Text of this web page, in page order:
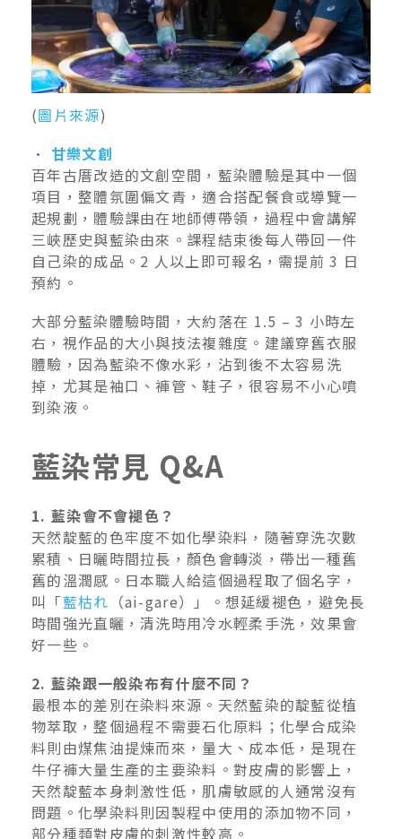
(圖片來源)
• 甘樂文創
百年古厝改造的文創空間，藍染體驗是其中一個
項目，整體氛圍偏文青，適合搭配餐食或導覽一
起規劃，體驗課由在地師傅帶領，過程中會講解
三峽歷史與藍染由來。課程結束後每人帶回一件
自己染的成品。2 人以上即可報名，需提前 3 日
預約。
大部分藍染體驗時間，大約落在 1.5 – 3 小時左
右，視作品的大小與技法複雜度。建議穿舊衣服
體驗，因為藍染不像水彩，沾到後不太容易洗
掉，尤其是袖口、褲管、鞋子，很容易不小心噴
到染液。
藍染常見 Q&A
1. 藍染會不會褪色？
天然靛藍的色牢度不如化學染料，隨著穿洗次數
累積、日曬時間拉長，顏色會轉淡，帶出一種舊
舊的溫潤感。日本職人給這個過程取了個名字，
叫「藍枯れ （ai-gare）」。想延緩褪色，避免長
時間強光直曬，清洗時用冷水輕柔手洗，效果會
好一些。
2. 藍染跟一般染布有什麼不同？
最根本的差別在染料來源。天然藍染的靛藍從植
物萃取，整個過程不需要石化原料；化學合成染
料則由煤焦油提煉而來，量大、成本低，是現在
牛仔褲大量生產的主要染料。對皮膚的影響上，
天然靛藍本身刺激性低，肌膚敏感的人通常沒有
問題。化學染料則因製程中使用的添加物不同，
部分種類對皮膚的刺激性較高。